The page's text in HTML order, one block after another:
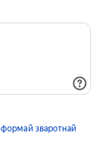
формай зваротнай